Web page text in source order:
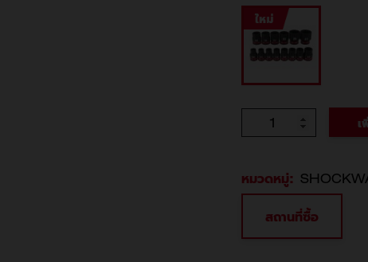
49-66-7013
จำนวน เ
หมวดหมู่:
สถานที่ซื้อ